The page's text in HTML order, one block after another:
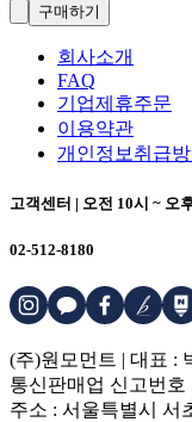
구매하기
회사소개
FAQ
기업제휴주문
이용약관
개인정보취급
고객센터 | 오전 10시 ~ 오
02-512-8180
(주)원모먼트 | 대표 :
통신판매업 신고번호
주소 : 서울특별시 서